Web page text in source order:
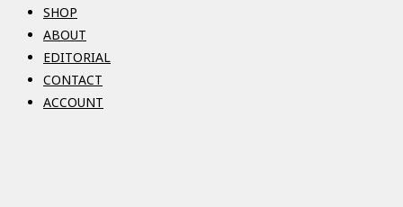
SHOP
ABOUT
EDITORIAL
CONTACT
ACCOUNT